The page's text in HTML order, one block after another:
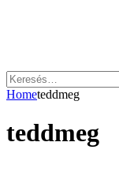
Keresés:
Hometeddmeg
teddmeg